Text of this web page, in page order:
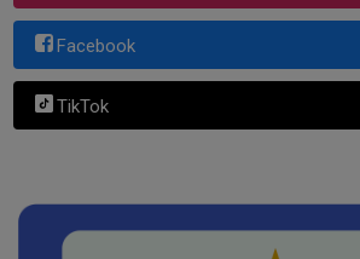
Facebook
TikTok